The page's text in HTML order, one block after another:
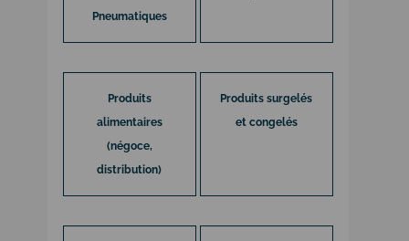
Pneumatiques
Produits
alimentaires
(négoce,
distribution)
Produits surgelés
et congelés